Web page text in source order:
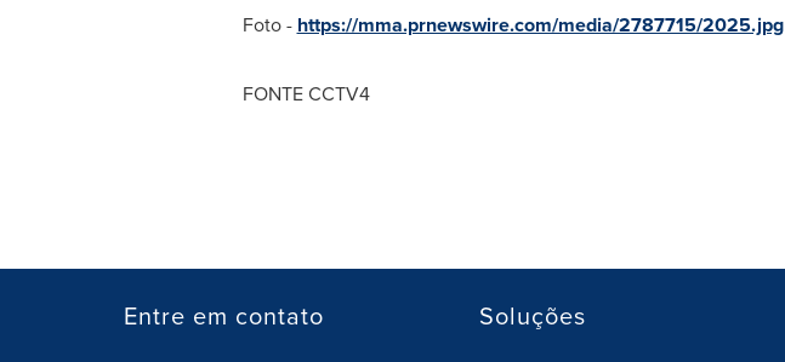
Foto - https://mma.prnewswire.com/media/2787715/2025.jpg
FONTE CCTV4
Entre em contato Soluções